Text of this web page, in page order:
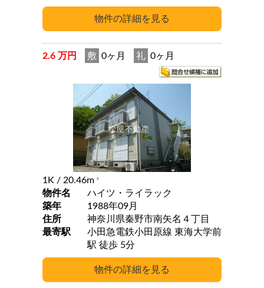
2.6 万円 敷 0ヶ月 礼 0ヶ月
1K / 20.46m 2
物件名
ハイツ・ライラック
築年
1988年09月
住所
神奈川県秦野市南矢名４丁目
最寄駅
小田急電鉄小田原線 東海大学前
駅 徒歩 5分